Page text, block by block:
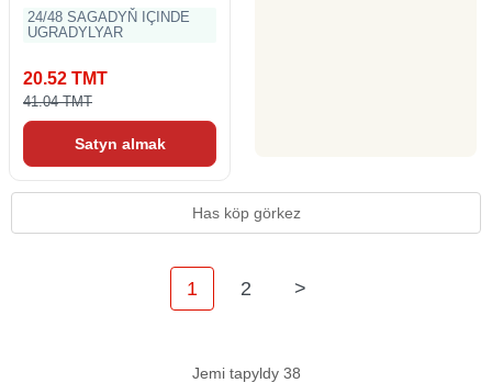
24/48 SAGADYŇ IÇINDE
UGRADYLYAR
20.52 TMT
41.04 TMT
Satyn almak
Has köp görkez
1 2 >
Jemi tapyldy 38